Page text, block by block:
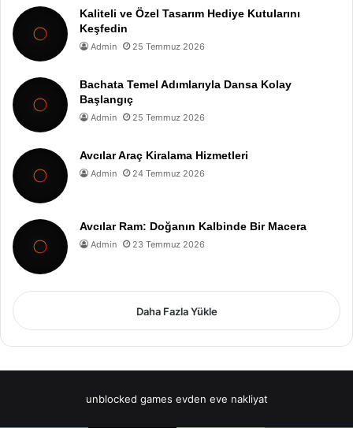
Kaliteli ve Özel Tasarım Hediye Kutularını
Keşfedin
Admin 25 Temmuz 2026
Bachata Temel Adımlarıyla Dansa Kolay
Başlangıç
Admin 25 Temmuz 2026
Avcılar Araç Kiralama Hizmetleri
Admin 24 Temmuz 2026
Avcılar Ram: Doğanın Kalbinde Bir Macera
Admin 23 Temmuz 2026
Daha Fazla Yükle
unblocked games evden eve nakliyat